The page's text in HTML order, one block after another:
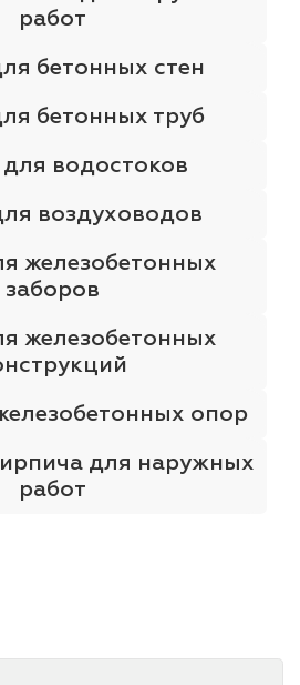
работ
бетонных стен
бетонных труб
водостоков
воздуховодов
железобетонных
заборов
железобетонных
опор
для наружных
работ